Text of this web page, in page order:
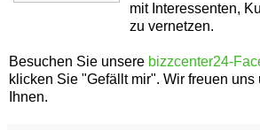
mit Interessenten,
zu vernetzen.
Besuchen Sie unsere bizzcenter24-
klicken Sie "Gefällt mir". Wir freuen uns
Ihnen.